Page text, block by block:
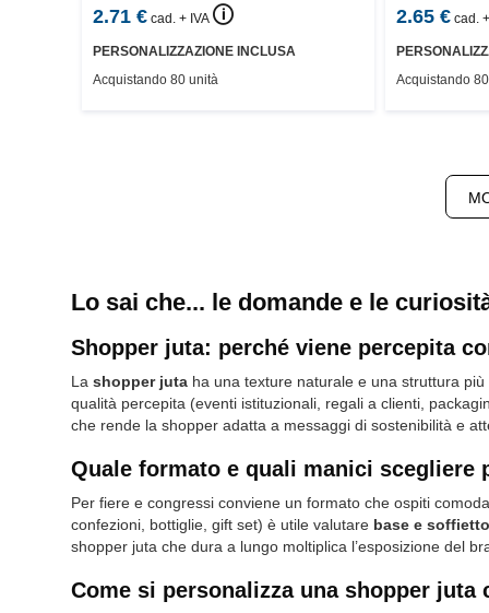
2.71 € cad. + IVA 🛈
PERSONALIZZAZIONE INCLUSA
Acquistando 80 unità
2.65€ cad.
Acquistando
Lo sai che... le domande e le
Shopper juta: perché viene percepita
La shopper juta ha una texture naturale e una struttura
qualità percepita (eventi istituzionali, regali a clienti,
che rende la shopper adatta a messaggi di sostenibilità e
Quale formato e quali manici
Per fiere e congressi conviene un formato che ospiti
confezioni, bottiglie, gift set) è utile valutare base e soffietto
shopper juta che dura a lungo moltiplica l’esposizione del
Come si personalizza una shopper